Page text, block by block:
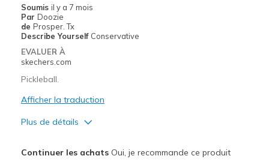
Special Occasions
View On Shoes
I'm Really Into Shoes
Soumis il y a 7 mois
Par Doozie
de Prosper. Tx
Describe Yourself Conservative
EVALUER À
skechers.com
Pickleball.
Afficher la traduction
Plus de détails
Continuer les achatsOui, je recommande ce produit